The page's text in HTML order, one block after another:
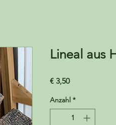
Lineal aus
€ 3,50Preis
Anzahl *